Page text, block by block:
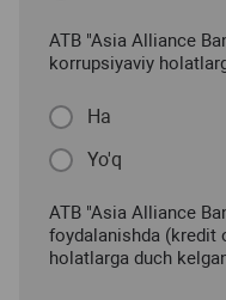
ATB "Asia Alliance
korrupsiyaviy
Ha
Yo'q
ATB "Asia Alliance
foydalanishda (kredit
holatlarga duch